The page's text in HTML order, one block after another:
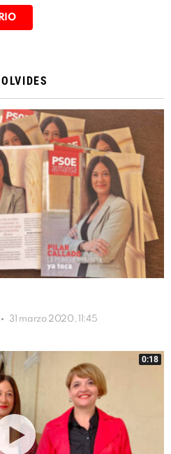
31 marzo 2020, 11:45
0:18